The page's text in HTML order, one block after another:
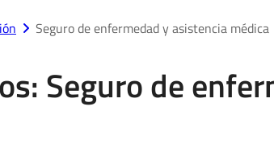
Seguro de enfermedad y asistencia médica
Seguro de